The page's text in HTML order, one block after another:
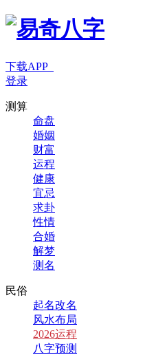
下载APP
登录
测算
命盘
婚姻
财富
运程
健康
宜忌
求卦
性情
合婚
解梦
测名
民俗
起名改名
风水布局
2026运程
八字预测